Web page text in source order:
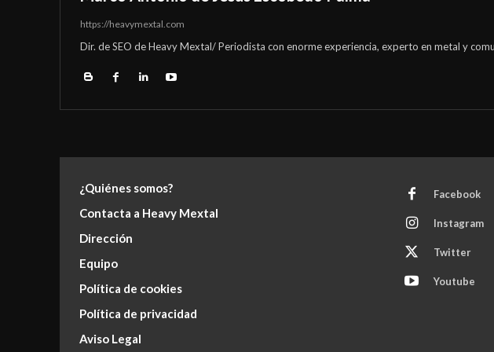
https://heavymextal.com
Dir. de SEO de Heavy Mextal/ Periodista con enorme experiencia, experto en metal y
¿Quiénes somos?
Contacta a Heavy Mextal
Dirección
Equipo
Política de cookies
Política de privacidad
Aviso Legal
Facebook
Instagram
Twitter
Youtube